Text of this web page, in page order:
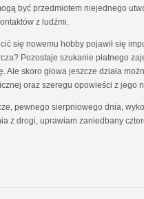
być przedmiotem niejednego
z ludźmi.
się nowemu hobby pojawił się
Pozostaje szukanie płatnego
skoro głowa jeszcze działa
oraz szeregu opowieści z jego
pewnego sierpniowego dnia,
z drogi, uprawiam zaniedbany